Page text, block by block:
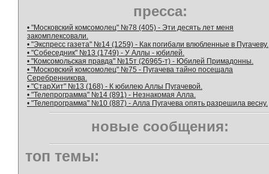
пресса:
• "Московский комсомолец" №78 (405) - Эти десять лет меня
закомплексовали.
• "Экспресс газета" №14 (1259) - Как погибали влюбленные в Пугачеву.
• "Собеседник" №13 (1749) - У Аллы - юбилей.
• "Комсомольская правда" №15т (26965-т) - Юбилей Примадонны.
• "Московский комсомолец" №75 - Пугачева тайно посещала
Серебренникова.
• "СтарХит" №13 (168) - К юбилею Аллы Пугачевой.
• "Телепрограмма" №14 (891) - Незнакомая Алла.
• "Телепрограмма" №10 (887) - Алла Пугачева опять разрешила весну.
новые сообщения:
топ темы: